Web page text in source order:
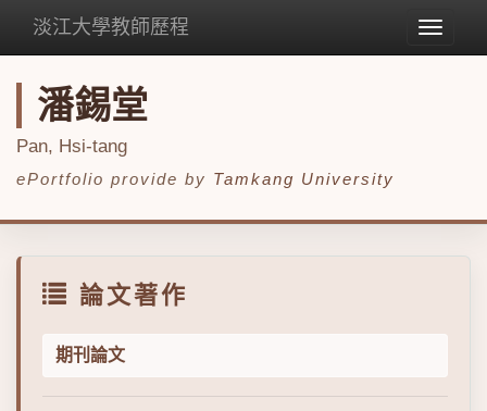
Toggle
淡江大學教師歷程
潘錫堂
Pan, Hsi-tang
ePortfolio provide by Tamkang University
論文著作
期刊論文